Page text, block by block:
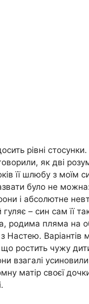
рівні
як дві
її шлюбу з моїм
було не
і абсолютне
– син сам її
родима пляма на
Настею. Варіантів
ростить чужу
усиновили
матір своєї